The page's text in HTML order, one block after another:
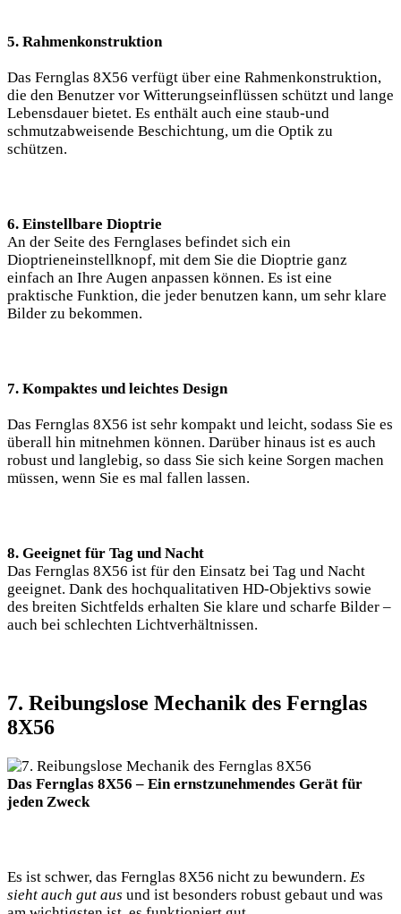
5. Rahmenkonstruktion
Das Fernglas 8X56 verfügt über eine Rahmenkonstruktion,
die den Benutzer vor Witterungseinflüssen schützt und lange
Lebensdauer bietet. Es enthält auch eine staub-und
schmutzabweisende Beschichtung, um die Optik zu
schützen.
6. Einstellbare Dioptrie
An der Seite des Fernglases befindet sich ein
Dioptrieneinstellknopf, mit dem Sie die Dioptrie ganz
einfach an Ihre Augen anpassen können. Es ist eine
praktische Funktion, die jeder benutzen kann, um sehr klare
Bilder zu bekommen.
7. Kompaktes und leichtes Design
Das Fernglas 8X56 ist sehr kompakt und leicht, sodass Sie es
überall hin mitnehmen können. Darüber hinaus ist es auch
robust und langlebig, so dass Sie sich keine Sorgen machen
müssen, wenn Sie es mal fallen lassen.
8. Geeignet für Tag und Nacht
Das Fernglas 8X56 ist für den Einsatz bei Tag und Nacht
geeignet. Dank des hochqualitativen HD-Objektivs sowie
des breiten Sichtfelds erhalten Sie klare und scharfe Bilder –
auch bei schlechten Lichtverhältnissen.
7. Reibungslose Mechanik des Fernglas
8X56
Das Fernglas 8X56 – Ein ernstzunehmendes Gerät für
jeden Zweck
Es ist schwer, das Fernglas 8X56 nicht zu bewundern. Es
sieht auch gut aus und ist besonders robust gebaut und was